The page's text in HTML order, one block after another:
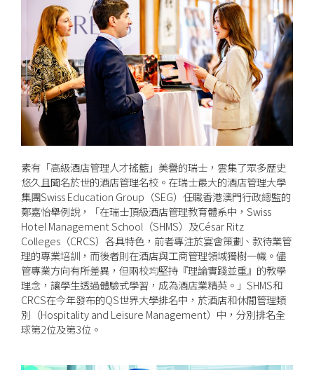
素有「高級酒店管理人才搖籃」美譽的瑞士，雲集了眾多歷史
悠久且聞名於世的酒店管理名校。在瑞士最大的酒店管理大學
集團Swiss Education Group（SEG）任職香港澳門行政總監的
鄭嘉怡舉例說，「在瑞士頂級酒店管理教育體系中，Swiss
Hotel Management School（SHMS）及César Ritz
Colleges（CRCS）各具特色，前者專注於宴會策劃、款待業管
理的專業培訓，而後者則在酒店與工商管理領域獨樹一幟。儘
管專業方向有所差異，但兩校均堅持『理論實踐並重』的教學
理念，讓學生透過體驗式學習，成為酒店業精英。」SHMS和
CRCS在今年發布的QS世界大學排名中，於酒店和休閒管理類
別（Hospitality and Leisure Management）中，分別排名全
球第2位及第3位。